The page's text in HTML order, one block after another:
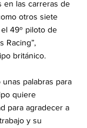
en las carreras de
otros siete
49º piloto de
Racing”,
británico.
palabras para
quiere
para agradecer a
y su